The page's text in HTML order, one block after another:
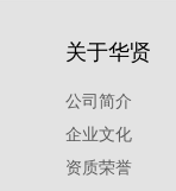
关于华贤
公司简介
企业文化
资质荣誉